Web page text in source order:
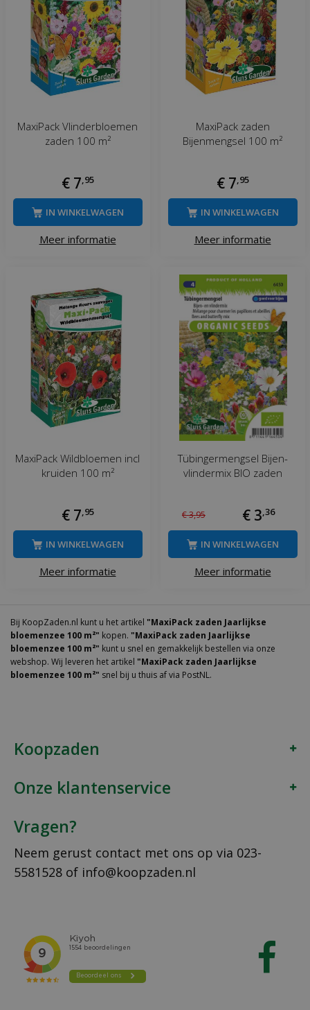
MaxiPack Vlinderbloemen
zaden 100 m²
€ 7,95
Meer informatie
IN WINKELWAGEN
MaxiPack zaden
Bijenmengsel 100 m²
€ 7,95
Meer informatie
IN WINKELWAGEN
MaxiPack Wildbloemen incl
kruiden 100 m²
€ 7,95
Meer informatie
IN WINKELWAGEN
Tübingermengsel Bijen-
vlindermix BIO zaden
€3,95 € 3,36
Meer informatie
IN WINKELWAGEN
Bij KoopZaden.nl kunt u het artikel "MaxiPack zaden Jaarlijkse
bloemenzee 100 m²" kopen. "MaxiPack zaden Jaarlijkse
bloemenzee 100 m²" kunt u snel en gemakkelijk bestellen via onze
webshop. Wij leveren het artikel "MaxiPack zaden Jaarlijkse
bloemenzee 100 m²" snel bij u thuis af via PostNL.
Koopzaden
Onze klantenservice
Vragen?
Neem gerust contact met ons op via 023-
5581528 of info@koopzaden.nl